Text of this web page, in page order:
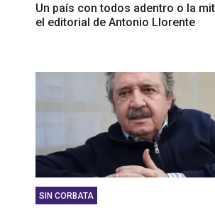
Un país con todos adentro o la
el editorial de Antonio Llorente
SIN CORBATA